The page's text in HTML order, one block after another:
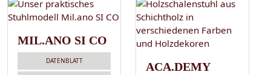
MIL.ANO SI CO
DATENBLATT ACA.DEMY